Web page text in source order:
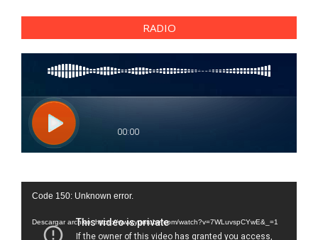
RADIO
Reproductor
vídeo
Code 150: Unknown error.
Descargar archivo: https://www.youtube.com/watch?v=7WLuvspCYwE&_=1